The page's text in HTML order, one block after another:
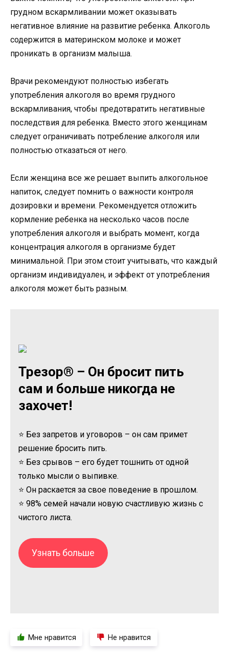
грудном вскармливании может оказывать
негативное влияние на развитие ребенка. Алкоголь
содержится в материнском молоке и может
проникать в организм малыша.
Врачи рекомендуют полностью избегать
употребления алкоголя во время грудного
вскармливания, чтобы предотвратить негативные
последствия для ребенка. Вместо этого женщинам
следует ограничивать потребление алкоголя или
полностью отказаться от него.
Если женщина все же решает выпить алкогольное
напиток, следует помнить о важности контроля
дозировки и времени. Рекомендуется отложить
кормление ребенка на несколько часов после
употребления алкоголя и выбрать момент, когда
концентрация алкоголя в организме будет
минимальной. При этом стоит учитывать, что каждый
организм индивидуален, и эффект от употребления
алкоголя может быть разным.
Трезор® – Он бросит пить
сам и больше никогда не
захочет!
⭐ Без запретов и уговоров – он сам примет
решение бросить пить.
⭐ Без срывов – его будет тошнить от одной
только мысли о выпивке.
⭐ Он раскается за свое поведение в прошлом.
⭐ 98% семей начали новую счастливую жизнь с
чистого листа.
Узнать больше
Мне нравится Не нравится